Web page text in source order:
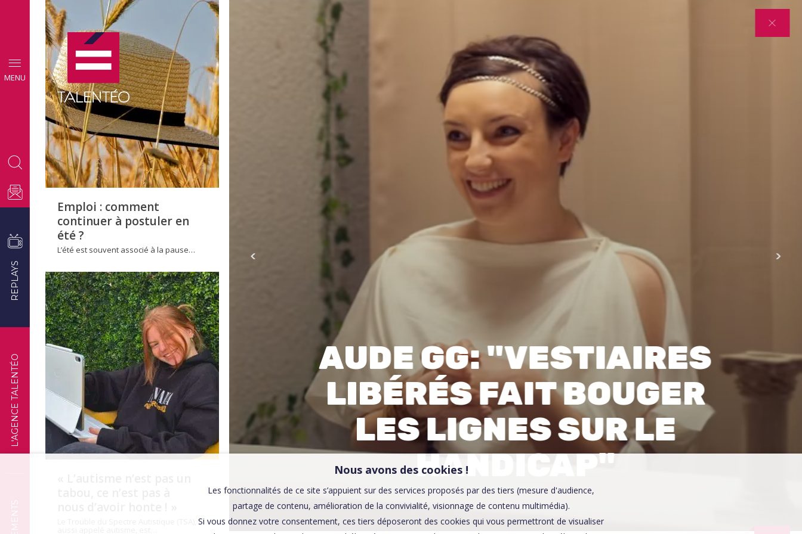
MENU
L'AGENCE TALENTÉO
REPLAYS
CONSEILS
EMPLOI
Emploi : comment
continuer à postuler en
été ?
L’été est souvent associé à la pause…
TÉMOIGNAGES
AUDE GG: "VESTIAIRES
LIBÉRÉS FAIT BOUGER
LES LIGNES SUR LE
HANDICAP"
Affaires sensibles
Nous avons des cookies !
Les fonctionnalités de ce site s’appuient sur des services proposés par des tiers (mesure d'audience,
partage de contenu, amélioration de la convivialité, visionnage de contenu multimédia).
Si vous donnez votre consentement, ces tiers déposeront des cookies qui vous permettront de visualiser